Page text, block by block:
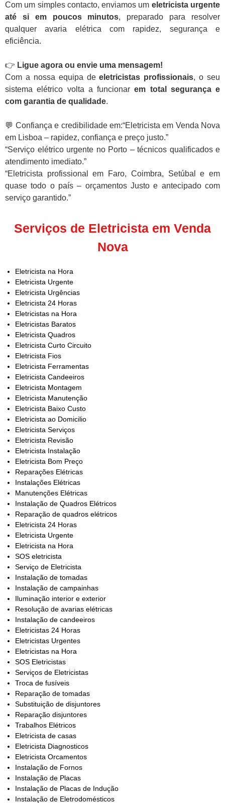
Com um simples contacto, enviamos um eletricista urgente
até si em poucos minutos, preparado para resolver
qualquer avaria elétrica com rapidez, segurança e
eficiência.
👉 Ligue agora ou envie uma mensagem!
Com a nossa equipa deeletricistas profissionais, o seu
sistema elétrico volta a funcionarem total segurança e
com garantia de qualidade.
💬 Confiança e credibilidade em:“Eletricista em Venda Nova
em Lisboa – rapidez, confiança e preço justo.”
“Serviço elétrico urgente no Porto – técnicos qualificados e
atendimento imediato.”
“Eletricista profissional em Faro, Coimbra, Setúbal e em
quase todo o país – orçamentos Justo e antecipado com
serviço garantido.”
Serviços de Eletricista em Venda
Nova
Eletricista na Hora
Eletricista Urgente
Eletricista Urgências
Eletricista 24 Horas
Eletricistas na Hora
Eletricistas Baratos
Eletricista Quadros
Eletricista Curto Circuito
Eletricista Fios
Eletricista Ferramentas
Eletricista Candeeiros
Eletricista Montagem
Eletricista Manutenção
Eletricista Baixo Custo
Eletricista ao Domicilio
Eletricista Serviços
Eletricista Revisão
Eletricista Instalação
Eletricista Bom Preço
Reparações Elétricas
Instalações Elétricas
Manutenções Elétricas
Instalação de Quadros Elétricos
Reparação de quadros elétricos
Eletricista 24 Horas
Eletricista Urgente
Eletricista na Hora
SOS eletricista
Serviço de Eletricista
Instalação de tomadas
Instalação de campainhas
Iluminação interior e exterior
Resolução de avarias elétricas
Instalação de candeeiros
Eletricistas 24 Horas
Eletricistas Urgentes
Eletricistas na Hora
SOS Eletricistas
Serviços de Eletricistas
Troca de fusíveis
Reparação de tomadas
Substituição de disjuntores
Reparação disjuntores
Trabalhos Elétricos
Eletricista de casas
Eletricista Diagnosticos
Eletricista Orcamentos
Instalação de Fornos
Instalação de Placas
Instalação de Placas de Indução
Instalação de Eletrodomésticos